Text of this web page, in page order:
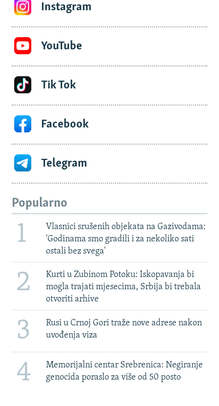
Instagram
YouTube
Tik Tok
Facebook
Telegram
Popularno
1
Vlasnici srušenih objekata na Gazivodama:
'Godinama smo gradili i za nekoliko sati
ostali bez svega'
2
Kurti u Zubinom Potoku: Iskopavanja bi
mogla trajati mjesecima, Srbija bi trebala
otvoriti arhive
3
Rusi u Crnoj Gori traže nove adrese nakon
uvođenja viza
4
Memorijalni centar Srebrenica: Negiranje
genocida poraslo za više od 50 posto